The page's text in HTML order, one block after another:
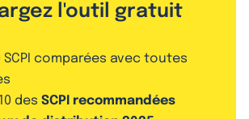
l'outil gratuit
SCPI comparées avec toutes
des SCPI recommandées